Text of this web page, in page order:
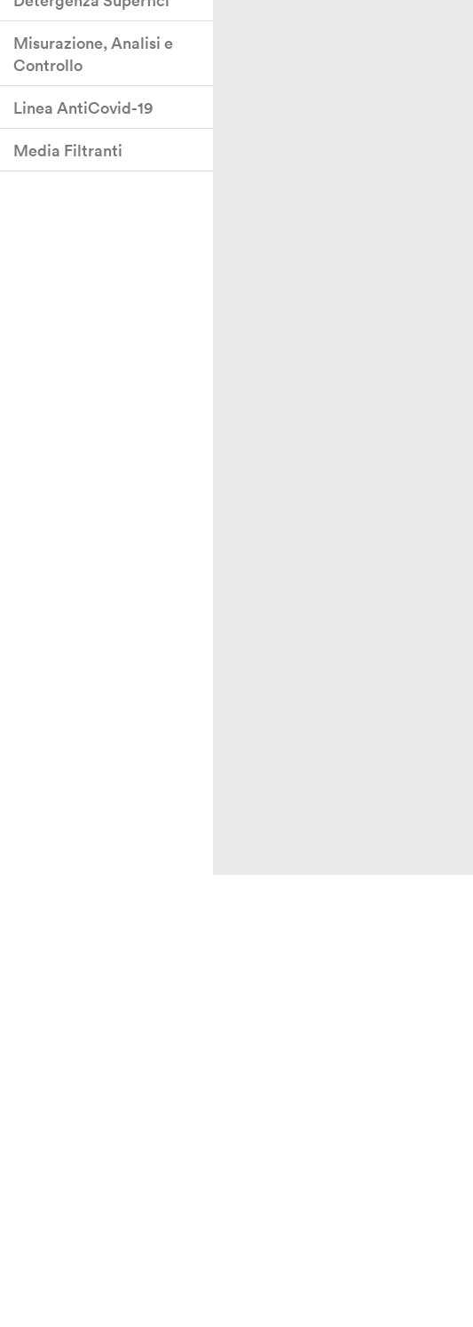
Misurazione, Analisi e
Controllo
Linea AntiCovid-19
Media Filtranti